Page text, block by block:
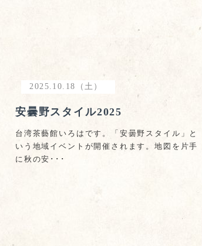
2025.10.18（土）
安曇野スタイル2025
台湾茶藝館いろはです。「安曇野スタイル」と
いう地域イベントが開催されます。地図を片手
に秋の安･･･